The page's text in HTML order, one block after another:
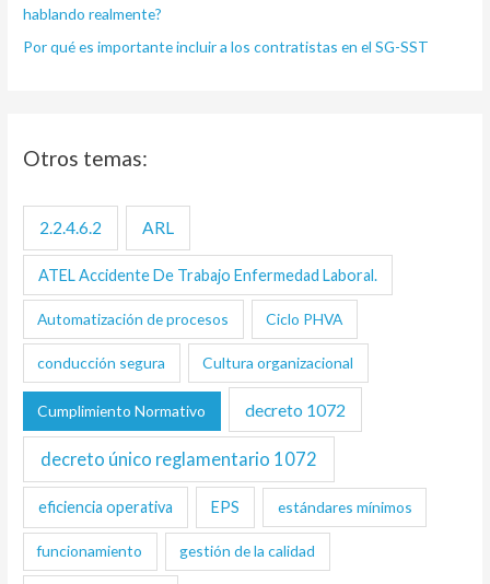
hablando realmente?
Por qué es importante incluir a los contratistas en el SG-SST
Otros temas:
2.2.4.6.2 ARL
ATEL Accidente De Trabajo Enfermedad Laboral.
Automatización de procesos Ciclo PHVA
conducción segura Cultura organizacional
Cumplimiento Normativo decreto 1072
decreto único reglamentario 1072
eficiencia operativa EPS estándares mínimos
funcionamiento gestión de la calidad